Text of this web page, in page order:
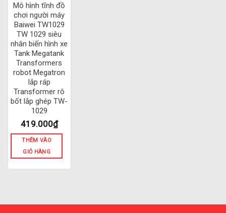
Mô hình tĩnh đồ
chơi người máy
Baiwei TW1029
TW 1029 siêu
nhân biến hình xe
Tank Megatank
Transformers
robot Megatron
lắp ráp
Transformer rô
bốt lắp ghép TW-
1029
419.000₫
THÊM VÀO
GIỎ HÀNG